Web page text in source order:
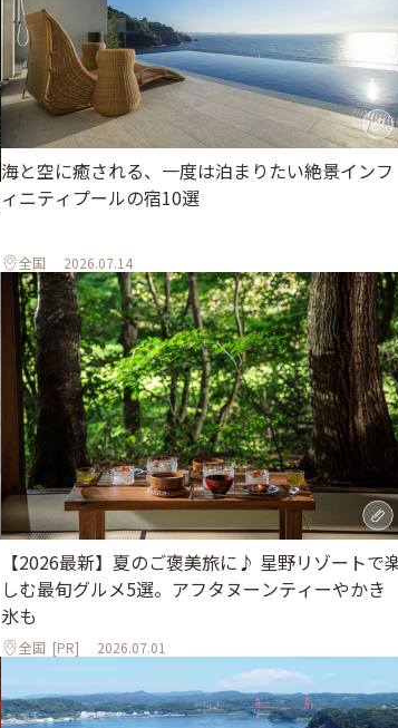
海と空に癒される、一度は泊まりたい絶景インフ
ィニティプールの宿10選
全国 2026.07.14
【2026最新】夏のご褒美旅に♪ 星野リゾートで
しむ最旬グルメ5選。アフタヌーンティーやかき
氷も
全国 [PR] 2026.07.01